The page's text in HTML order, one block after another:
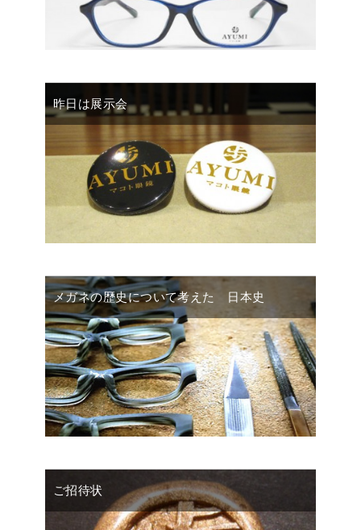
昨日は展示会
メガネの歴史について考えた 日本史
ご招待状